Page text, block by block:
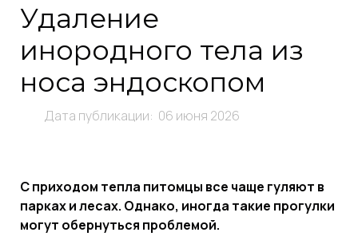
Удаление
инородного тела из
носа эндоскопом
Дата публикации: 06 июня 2026
С приходом тепла питомцы все чаще гуляют в
парках и лесах. Однако, иногда такие прогулки
могут обернуться проблемой.